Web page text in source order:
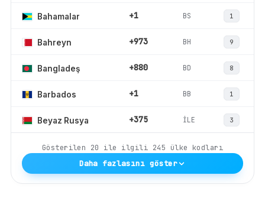
Bahamalar +1 BS 1
Bahreyn +973 BH 9
Bangladeş +880 BD 8
Barbados +1 BB 1
Beyaz Rusya +375 İLE 3
Gösterilen 20 ile ilgili 245 ülke kodları
Daha fazlasını göster